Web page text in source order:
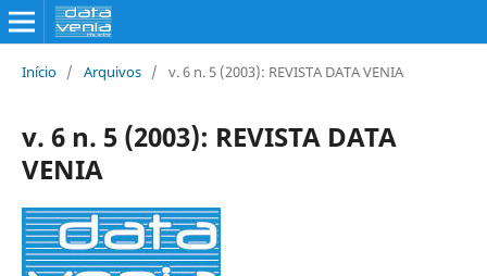
Início / Arquivos / v. 6 n. 5 (2003): REVISTA DATA VENIA
v. 6 n. 5 (2003): REVISTA DATA
VENIA